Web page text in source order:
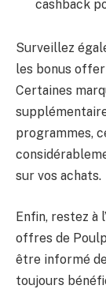
cashback
Surveillez
les bonus
Certaines
programmes,
sur vos achats.
Enfin, restez à
offres de
être informé
toujours